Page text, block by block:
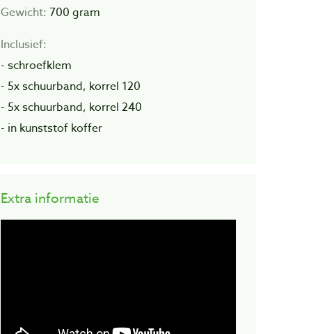
Gewicht: 700 gram
Inclusief:
- schroefklem
- 5x schuurband, korrel 120
- 5x schuurband, korrel 240
- in kunststof koffer
Extra informatie